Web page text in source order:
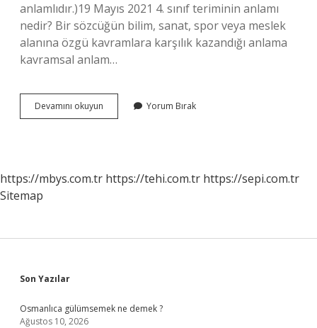
anlamlıdır.)19 Mayıs 2021 4. sınıf teriminin anlamı
nedir? Bir sözcüğün bilim, sanat, spor veya meslek
alanına özgü kavramlara karşılık kazandığı anlama
kavramsal anlam…
Devamını okuyun
Anlamlı
Yorum Bırak
https://mbys.com.tr https://tehi.com.tr https://sepi.com.tr
Sitemap
Sidebar
Son Yazılar
Osmanlıca gülümsemek ne demek ?
Ağustos 10, 2026